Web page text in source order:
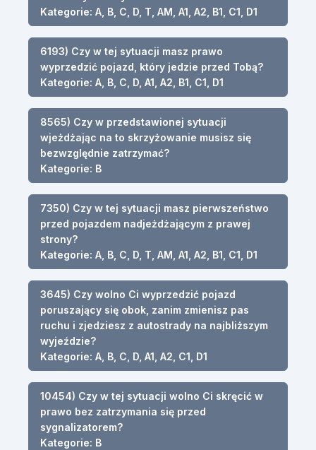
Kategorie: A, B, C, D, T, AM, A1, A2, B1, C1, D1
6193) Czy w tej sytuacji masz prawo
wyprzedzić pojazd, który jedzie przed Tobą?
Kategorie: A, B, C, D, A1, A2, B1, C1, D1
8565) Czy w przedstawionej sytuacji
wjeżdżając na to skrzyżowanie musisz się
bezwzględnie zatrzymać?
Kategorie: B
7350) Czy w tej sytuacji masz pierwszeństwo
przed pojazdem nadjeżdżającym z prawej
strony?
Kategorie: A, B, C, D, T, AM, A1, A2, B1, C1, D1
3645) Czy wolno Ci wyprzedzić pojazd
poruszający się obok, zanim zmienisz pas
ruchu i zjedziesz z autostrady na najbliższym
wyjeździe?
Kategorie: A, B, C, D, A1, A2, C1, D1
10454) Czy w tej sytuacji wolno Ci skręcić w
prawo bez zatrzymania się przed
sygnalizatorem?
Kategorie: B